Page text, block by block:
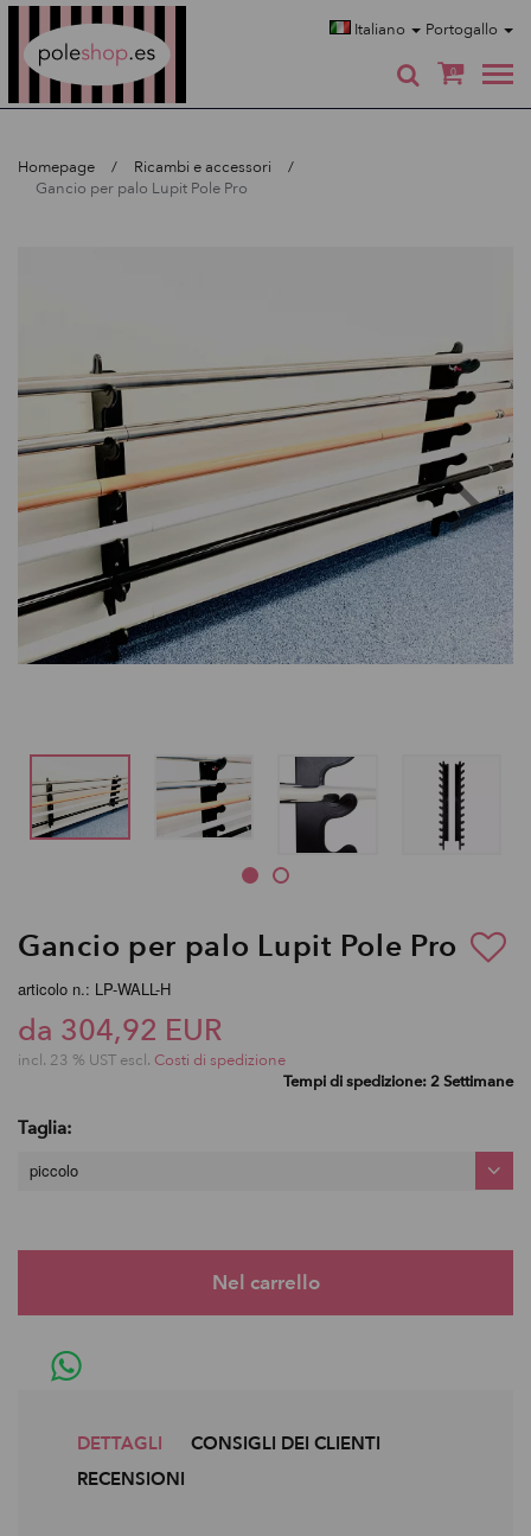
Italiano Portogallo
0
Homepage
Ricambi e accessori
Gancio per palo Lupit Pole Pro
Gancio per palo Lupit Pole Pro
articolo n.: LP-WALL-H
da 304,92 EUR
incl. 23 % UST escl. Costi di spedizione
Tempi di spedizione: 2 Settimane
Taglia:
piccolo
DETTAGLI
CONSIGLI DEI CLIENTI
RECENSIONI